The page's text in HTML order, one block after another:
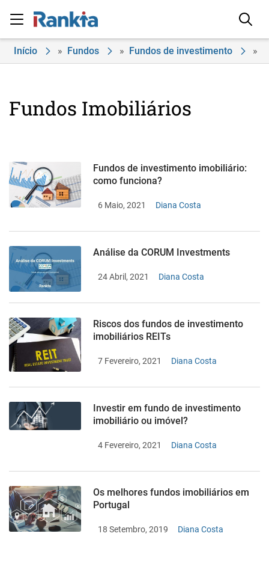
Início » Fundos » Fundos de investimento »
Fundos Imobiliários
Fundos de investimento imobiliário:
como funciona?
6 Maio, 2021 Diana Costa
Análise da CORUM Investments
24 Abril, 2021 Diana Costa
Riscos dos fundos de investimento
imobiliários REITs
7 Fevereiro, 2021 Diana Costa
Investir em fundo de investimento
imobiliário ou imóvel?
4 Fevereiro, 2021 Diana Costa
Os melhores fundos imobiliários em
Portugal
18 Setembro, 2019 Diana Costa